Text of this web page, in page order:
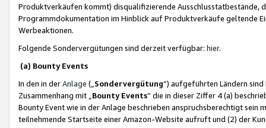
Produktverkäufen kommt) disqualifizierende Ausschlusstatbestände,
Programmdokumentation im Hinblick auf Produktverkäufe geltende
Werbeaktionen.
Folgende Sondervergütungen sind derzeit verfügbar: hier.
(a) Bounty Events
In den in derAnlage („ Sondervergütung“) aufgeführten Ländern
Zusammenhang mit „ Bounty Events“ die in dieser Ziffer 4 (a)
Bounty Event wie in der Anlage beschrieben anspruchsberechtigt sein
teilnehmende Startseite einer Amazon-Website aufruft und (2) der